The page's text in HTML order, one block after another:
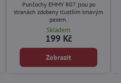
Punčochy EMMY R07 jsou po
stranách zdobeny tlustším tmavým
pasem.
Skladem
199 Kč
Zobrazit